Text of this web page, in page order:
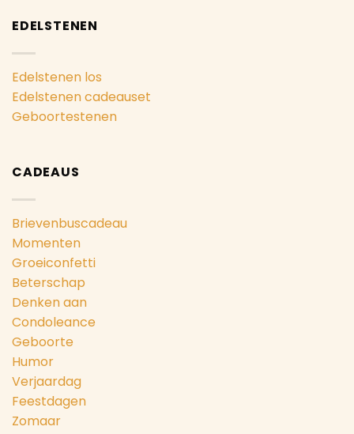
EDELSTENEN
Edelstenen los
Edelstenen cadeauset
Geboortestenen
CADEAUS
Brievenbuscadeau
Momenten
Groeiconfetti
Beterschap
Denken aan
Condoleance
Geboorte
Humor
Verjaardag
Feestdagen
Zomaar